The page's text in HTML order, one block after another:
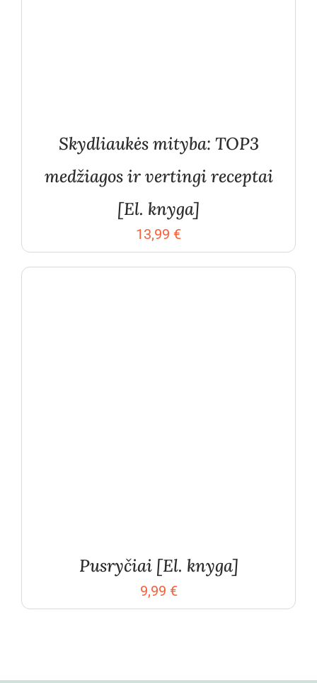
Skydliaukės mityba: TOP3
medžiagos ir vertingi receptai
[El. knyga]
13,99 €
Pusryčiai [El. knyga]
9,99 €